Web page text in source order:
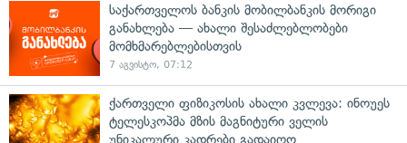
საქართველოს ბანკის მობილბანკის მორიგი
განახლება — ახალი შესაძლებლობები
მომხმარებლებისთვის
7 აგვისტო, 07:12
ქართველი ფიზიკოსის ახალი კვლევა: ინოუეს
ტელესკოპმა მზის მაგნიტური ველის
უნიკალური კადრები გადაიღო